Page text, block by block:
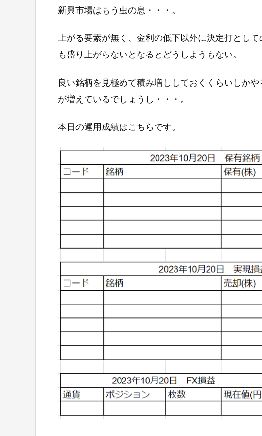
新興市場はもう虫の息・・・。
上がる要素が無く、金利の低下以外に決定打とし
も盛り上がらないとなるとどうしようもない。
良い銘柄を見極めて積み増ししておくくらいしか
が増えているでしょうし・・・。
本日の運用成績はこちらです。